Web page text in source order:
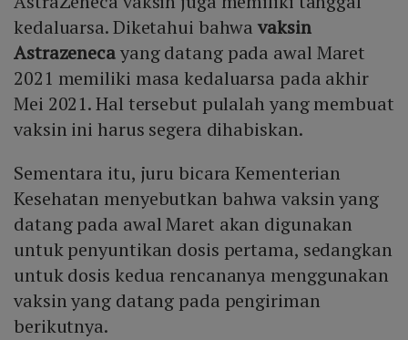
kedaluarsa. Diketahui bahwavaksin
Astrazenecayang datang pada awal Maret
2021 memiliki masa kedaluarsa pada akhir
Mei 2021. Hal tersebut pulalah yang membuat
vaksin ini harus segera dihabiskan.
Sementara itu, juru bicara Kementerian
Kesehatan menyebutkan bahwa vaksin yang
datang pada awal Maret akan digunakan
untuk penyuntikan dosis pertama, sedangkan
untuk dosis kedua rencananya menggunakan
vaksin yang datang pada pengiriman
berikutnya.